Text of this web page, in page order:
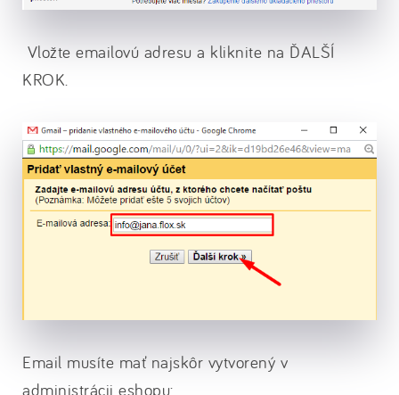
Vložte emailovú adresu a kliknite na ĎALŠÍ
KROK.
Email musíte mať najskôr vytvorený v
administrácii eshopu: